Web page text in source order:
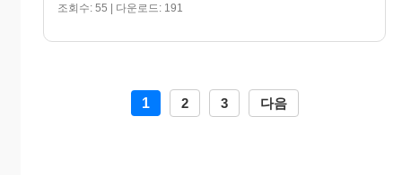
조회수: 55 | 다운로드: 191
1 2 3 다음